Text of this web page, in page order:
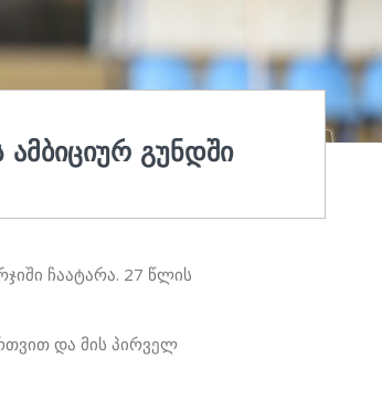
ᲐᲛᲑᲘᲪᲘᲣᲠ ᲒᲣᲜᲓᲨᲘ
ჩაატარა. 27 წლის
და მის პირველ